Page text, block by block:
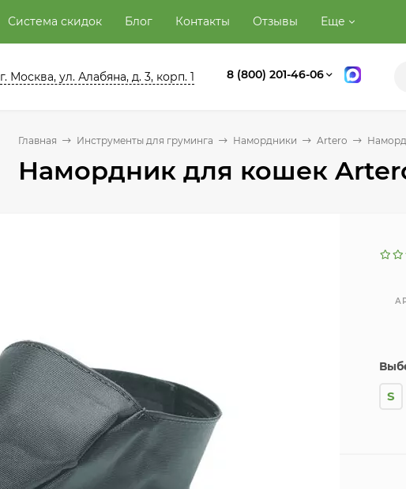
Система скидок Блог Контакты Отзывы Еще
г. Москва, ул. Алабяна, д. 3, корп. 1 8 (800) 201-46-06
Главная Инструменты для груминга Намордники Artero
Намордник для кошек
S